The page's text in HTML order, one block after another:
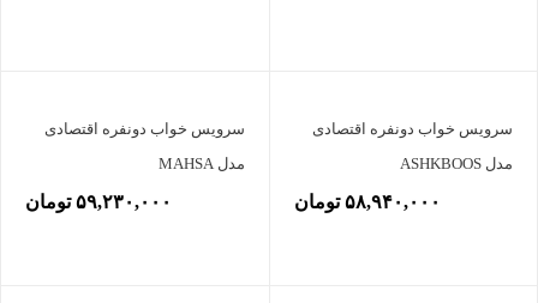
سرویس خواب دونفره اقتصادی
مدل ASHKBOOS
۵۸,۹۴۰,۰۰۰ تومان
سرویس خواب دونفره اقتصادی
مدل MAHSA
۵۹,۲۳۰,۰۰۰ تومان